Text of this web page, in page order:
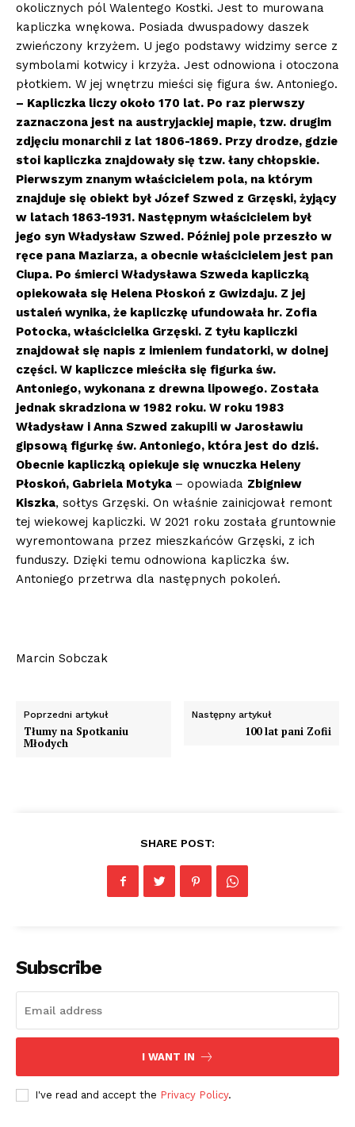
okolicznych pól Walentego Kostki. Jest to murowana
kapliczka wnękowa. Posiada dwuspadowy daszek
zwieńczony krzyżem. U jego podstawy widzimy serce z
symbolami kotwicy i krzyża. Jest odnowiona i otoczona
płotkiem. W jej wnętrzu mieści się figura św. Antoniego.
– Kapliczka liczy około 170 lat. Po raz pierwszy
zaznaczona jest na austryjackiej mapie, tzw. drugim
zdjęciu monarchii z lat 1806-1869. Przy drodze, gdzie
stoi kapliczka znajdowały się tzw. łany chłopskie.
Pierwszym znanym właścicielem pola, na którym
znajduje się obiekt był Józef Szwed z Grzęski, żyjący
w latach 1863-1931. Następnym właścicielem był
jego syn Władysław Szwed. Później pole przeszło w
ręce pana Maziarza, a obecnie właścicielem jest pan
Ciupa. Po śmierci Władysława Szweda kapliczką
opiekowała się Helena Płoskoń z Gwizdaju. Z jej
ustaleń wynika, że kapliczkę ufundowała hr. Zofia
Potocka, właścicielka Grzęski. Z tyłu kapliczki
znajdował się napis z imieniem fundatorki, w dolnej
części. W kapliczce mieściła się figurka św.
Antoniego, wykonana z drewna lipowego. Została
jednak skradziona w 1982 roku. W roku 1983
Władysław i Anna Szwed zakupili w Jarosławiu
gipsową figurkę św. Antoniego, która jest do dziś.
Obecnie kapliczką opiekuje się wnuczka Heleny
Płoskoń, Gabriela Motyka – opowiada Zbigniew
Kiszka, sołtys Grzęski. On właśnie zainicjował remont
tej wiekowej kapliczki. W 2021 roku została gruntownie
wyremontowana przez mieszkańców Grzęski, z ich
funduszy. Dzięki temu odnowiona kapliczka św.
Antoniego przetrwa dla następnych pokoleń.
Marcin Sobczak
Poprzedni artykuł
Tłumy na Spotkaniu
Młodych
Następny artykuł
100 lat pani Zofii
SHARE POST:
Subscribe
I WANT IN
I've read and accept the Privacy Policy.